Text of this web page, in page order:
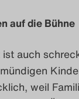
auf die Bühne
auch
weil